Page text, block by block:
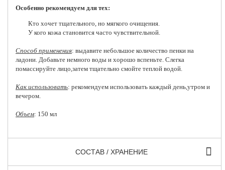
Особенно рекомендуем для тех:
Кто хочет тщательного, но мягкого очищения.
У кого кожа становится часто чувствительной.
Способ применения: выдавите небольшое количество пенки на
ладони. Добавьте немного воды и хорошо вспеньте. Слегка
помассируйте лицо,затем тщательно смойте теплой водой.
Как использовать: рекомендуем использовать каждый день,утром и
вечером.
Объем: 150 мл
СОСТАВ / ХРАНЕНИЕ